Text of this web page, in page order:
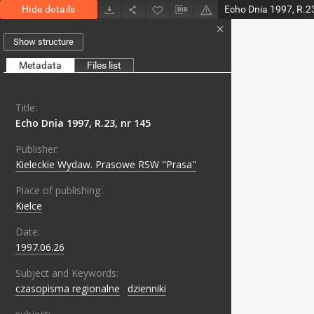
Hide details Echo Dnia 1997,
Show structure
Metadata Files list
Title:
Echo Dnia 1997, R.23, nr 145
Publisher:
Kieleckie Wydaw. Prasowe RSW "Prasa"
Place of publishing:
Kielce
Date:
1997.06.26
Subject and Keywords:
czasopisma regionalne
dzienniki